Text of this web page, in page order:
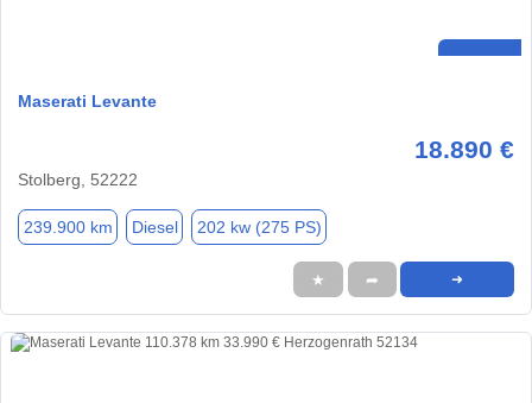
Maserati Levante
18.890 €
Stolberg, 52222
239.900 km Diesel 202 kw (275 PS)
★ ➦ ➜